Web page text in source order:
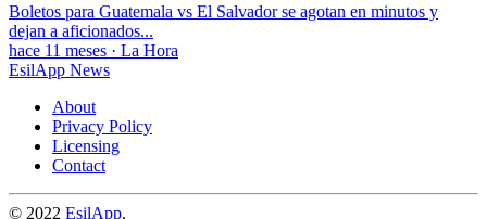
Boletos para Guatemala vs El Salvador se agotan en minutos y
dejan a aficionados...
hace 11 meses · La Hora
EsilApp News
About
Privacy Policy
Licensing
Contact
© 2022 EsilApp.